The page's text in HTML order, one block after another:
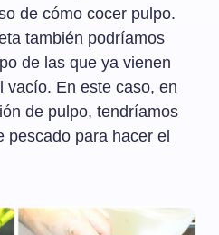
de cómo cocer pulpo.
también podríamos
de las que ya vienen
vacío. En este caso, en
de pulpo, tendríamos
pescado para hacer el